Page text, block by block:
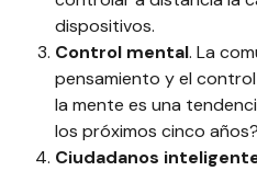
dispositivos.
Control mental. La
pensamiento y el
la mente es una
los próximos cinco años?
Ciudadanos